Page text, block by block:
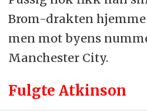
Brom-drakten
men mot byens
Manchester City.
Fulgte Atkinson